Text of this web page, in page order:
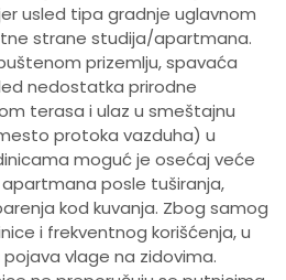
usled tipa gradnje uglavnom
strane studija/apartmana.
prizemlju, spavaća
nedostatka prirodne
terasa i ulaz u smeštajnu
protoka vazduha) u
moguć je osećaj veće
posle tuširanja,
kod kuvanja. Zbog samog
i frekventnog korišćenja, u
vlage na zidovima.